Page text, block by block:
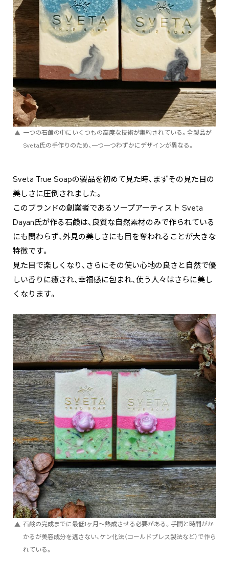
一つの石鹸の中にいくつもの高度な技術が集約されている。全製品が
Sveta氏の手作りのため、一つ一つわずかにデザインが異なる。
Sveta True Soapの製品を初めて見た時、まずその見た目の
美しさに圧倒されました。
このブランドの創業者であるソープアーティスト Sveta
Dayan氏が作る石鹸は、良質な自然素材のみで作られている
にも関わらず、外見の美しさにも目を奪われることが大きな
特徴です。
見た目で楽しくなり、さらにその使い心地の良さと自然で優
しい香りに癒され、幸福感に包まれ、使う人々はさらに美し
くなります。
石鹸の完成までに最低1ヶ月〜熟成させる必要がある。手間と時間がか
かるが美容成分を逃さない、ケン化法（コールドプレス製法など）で作ら
れている。